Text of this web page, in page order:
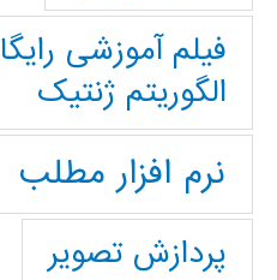
فیلم آموزشی
الگوریتم ژنتیک
نرم افزار مطلب
پردازش تصویر